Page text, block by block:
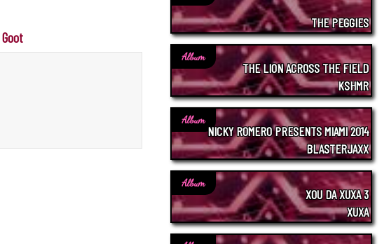
THE PEGGIES
Album
THE LION ACROSS THE FIELD
KSHMR
Album
NICKY ROMERO PRESENTS MIAMI 2014
BLASTERJAXX
Album
XOU DA XUXA 3
XUXA